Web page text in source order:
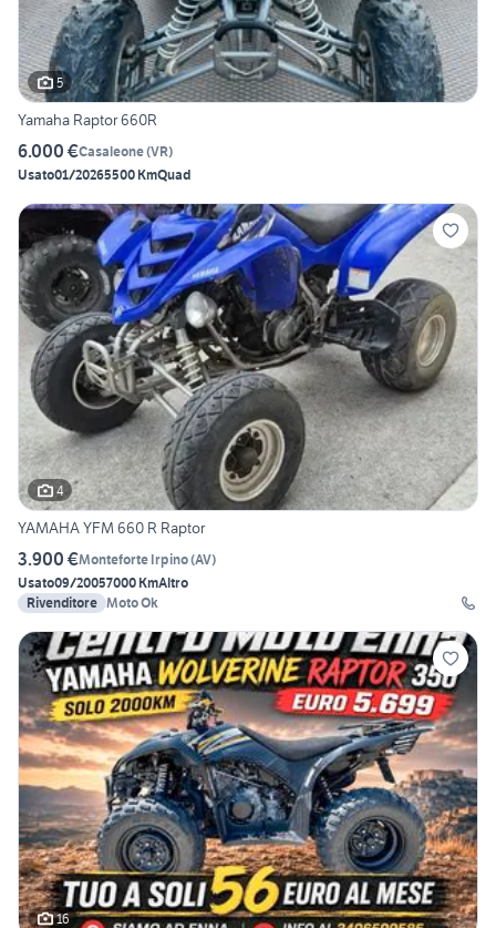
5
Yamaha Raptor 660R
6.000 €Casaleone(VR)
Usato01/20265500 KmQuad
4
YAMAHA YFM 660 R Raptor
3.900 €Monteforte Irpino(AV)
Usato09/20057000 KmAltro
Rivenditore Moto Ok
16